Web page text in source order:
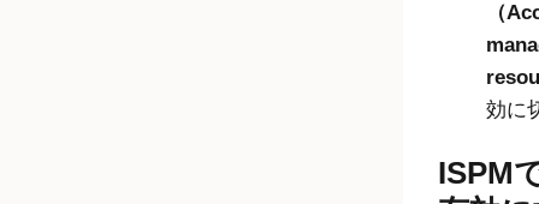
（
効に
ISPM